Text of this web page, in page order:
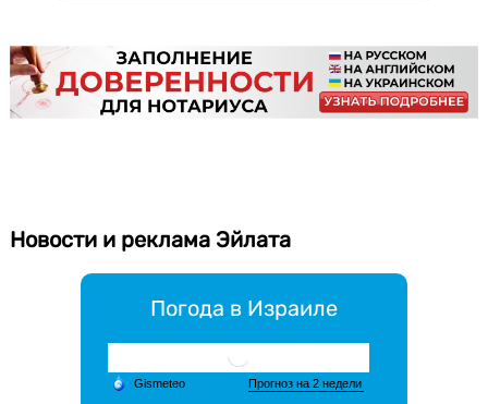
Новости и реклама Эйлата
Погода в Израиле